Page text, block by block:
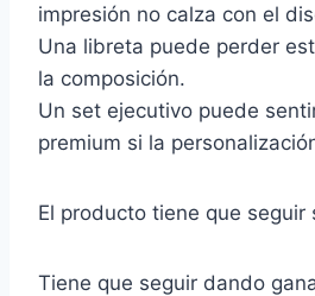
impresión no calza con el
Una libreta puede perder
la composición.
Un set ejecutivo puede
premium si la
El producto tiene que seguir
Tiene que seguir dando